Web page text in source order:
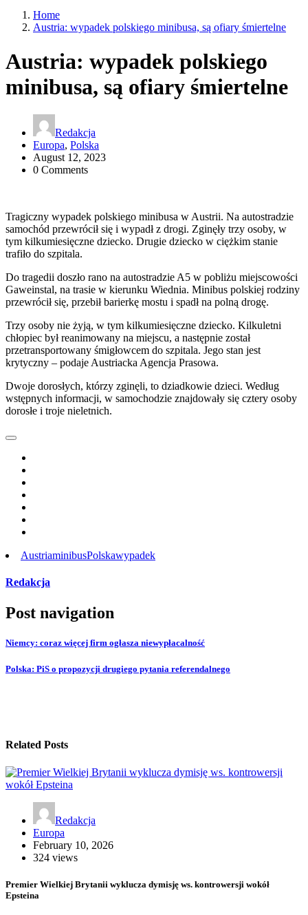
Home
Austria: wypadek polskiego minibusa, są ofiary śmiertelne
Austria: wypadek polskiego
minibusa, są ofiary śmiertelne
Redakcja
Europa, Polska
August 12, 2023
0 Comments
Tragiczny wypadek polskiego minibusa w Austrii. Na autostradzie
samochód przewrócił się i wypadł z drogi. Zginęły trzy osoby, w
tym kilkumiesięczne dziecko. Drugie dziecko w ciężkim stanie
trafiło do szpitala.
Do tragedii doszło rano na autostradzie A5 w pobliżu miejscowości
Gaweinstal, na trasie w kierunku Wiednia. Minibus polskiej rodziny
przewrócił się, przebił barierkę mostu i spadł na polną drogę.
Trzy osoby nie żyją, w tym kilkumiesięczne dziecko. Kilkuletni
chłopiec był reanimowany na miejscu, a następnie został
przetransportowany śmigłowcem do szpitala. Jego stan jest
krytyczny – podaje Austriacka Agencja Prasowa.
Dwoje dorosłych, którzy zginęli, to dziadkowie dzieci. Według
wstępnych informacji, w samochodzie znajdowały się cztery osoby
dorosłe i troje nieletnich.
AustriaminibusPolskawypadek
Redakcja
Post navigation
Niemcy: coraz więcej firm ogłasza niewypłacalność
Polska: PiS o propozycji drugiego pytania referendalnego
Related Posts
Redakcja
Europa
February 10, 2026
324 views
Premier Wielkiej Brytanii wyklucza dymisję ws. kontrowersji wokół
Epsteina